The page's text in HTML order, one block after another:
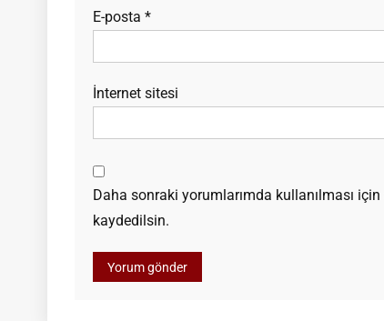
E-posta *
İnternet sitesi
Daha sonraki yorumlarımda kullanılması
kaydedilsin.